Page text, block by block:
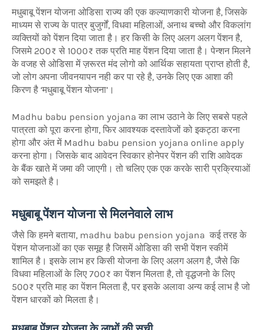
मधुबाबू पेंशन योजना ओडिसा राज्य की एक कल्याणकारी योजना है, जिसके
माध्यम से राज्य के पात्र बुजुर्गों, विधवा महिलाओं, अनाथ बच्चो और विकलांग
व्यक्तियों को पेंशन दिया जाता है। हर किसी के लिए अलग अलग पेंशन है,
जिसमे 200₹ से 1000₹ तक प्रति माह पेंशन दिया जाता है। पेन्शन मिलने
के वजह से ओडिसा में ज़रूरत मंद लोगो को आर्थिक सहायता प्राप्त होती है,
जो लोग अपना जीवनयापन नही कर पा रहे है, उनके लिए एक आशा की
किरण है ‘मधुबाबू पेंशन योजना’।
Madhu babu pension yojana का लाभ उठाने के लिए सबसे पहले
पात्रता को पूरा करना होगा, फिर आवश्यक दस्तावेजों को इकट्ठा करना
होगा और अंत में Madhu babu pension yojana online apply
करना होगा। जिसके बाद आवेदन स्विकार होनेपर पेंशन की राशि आवेदक
के बैंक खाते में जमा की जाएगी। तो चलिए एक एक करके सारी प्रक्रियाओं
को समझते है।
मधुबाबू पेंशन योजना से मिलनेवाले लाभ
जैसे कि हमने बताया, madhu babu pension yojana कई तरह के
पेंशन योजनाओं का एक समूह है जिसमें ओडिसा की सभी पेंशन स्कीमें
शामिल है। इसके लाभ हर किसी योजना के लिए अलग अलग है, जैसे कि
विधवा महिलाओं के लिए 700₹ का पेंशन मिलता है, तो वृद्धजनो के लिए
500₹ प्रति माह का पेंशन मिलता है, पर इसके अलावा अन्य कई लाभ है जो
पेंशन धारकों को मिलता है।